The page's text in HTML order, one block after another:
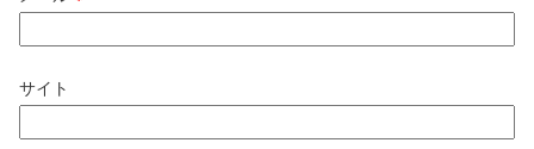
サイト